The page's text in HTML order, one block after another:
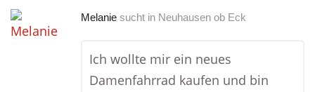
Melanie sucht in Neuhausen ob Eck
Ich wollte mir ein neues
Damenfahrrad kaufen und bin